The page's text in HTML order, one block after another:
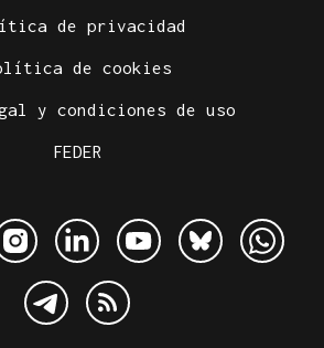
de privacidad
de cookies
y condiciones de uso
FEDER